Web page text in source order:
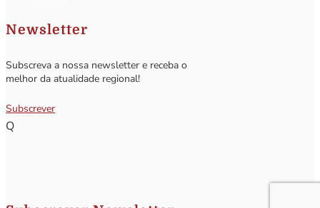
Newsletter
Subscreva a nossa newsletter e receba o
melhor da atualidade regional!
Subscrever
Q